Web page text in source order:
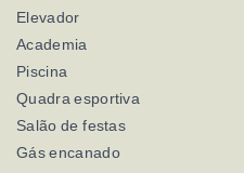
Elevador
Academia
Piscina
Quadra esportiva
Salão de festas
Gás encanado